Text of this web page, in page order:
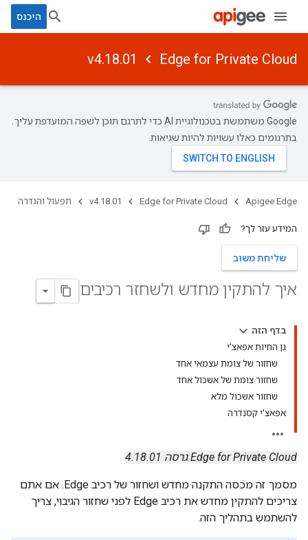
היכנס
Edge for Private Cloud
v4.18.01
‫Google משתמשת בטכנולוגיית AI כדי לתרגם תוכן לשפה המועדפת עליך.
בתרגומים כאלו עשויות להיות שגיאות.
Apigee Edge
Edge for Private Cloud
v4.18.01 תפעול והגדרה
המידע עזר לך?
שליחת משוב
איך להתקין מחדש ולשחזר רכיבים
בדף הזה
גן החיות אפאצ'י
שחזור של צומת עצמאי אחד
שחזור צומת של אשכול אחד
שחזור אשכול מלא
אפאצ'י קסנדרה
Edge for Private Cloud גרסה 4.18.01
מסמך זה מכסה התקנה מחדש ושחזור של רכיב Edge. אם אתם
צריכים להתקין מחדש את רכיב Edge לפני שחזור הגיבוי, צריך
להשתמש בתהליך הזה.